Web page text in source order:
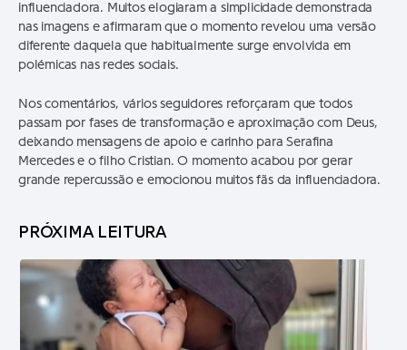
influenciadora. Muitos elogiaram a simplicidade demonstrada
nas imagens e afirmaram que o momento revelou uma versão
diferente daquela que habitualmente surge envolvida em
polémicas nas redes sociais.
Nos comentários, vários seguidores reforçaram que todos
passam por fases de transformação e aproximação com Deus,
deixando mensagens de apoio e carinho para Serafina
Mercedes e o filho Cristian. O momento acabou por gerar
grande repercussão e emocionou muitos fãs da influenciadora.
PRÓXIMA LEITURA